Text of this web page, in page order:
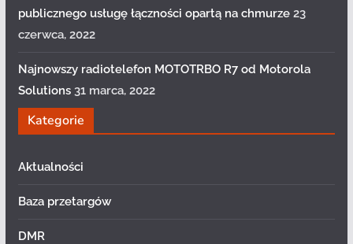
publicznego usługę łączności opartą na chmurze 23
czerwca, 2022
Najnowszy radiotelefon MOTOTRBO R7 od Motorola
Solutions 31 marca, 2022
Kategorie
Aktualności
Baza przetargów
DMR